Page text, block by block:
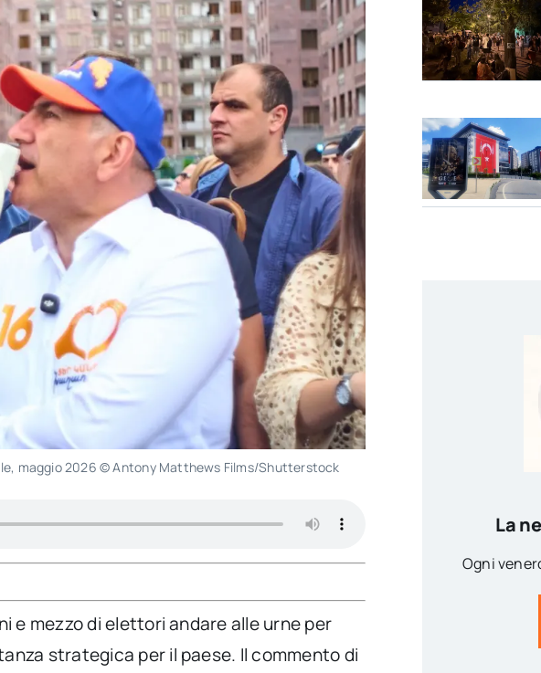
maggio 2026 © Antony Matthews Films/Shutterstock
e mezzo di elettori andare alle urne per
strategica per il paese. Il commento di
La
Ogni